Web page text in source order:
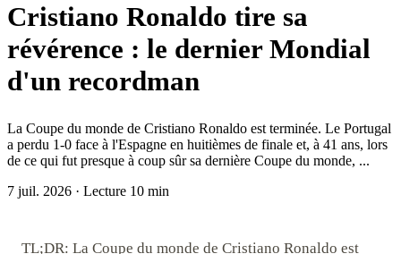
Cristiano Ronaldo tire sa
révérence : le dernier Mondial
d'un recordman
La Coupe du monde de Cristiano Ronaldo est terminée. Le Portugal
a perdu 1-0 face à l'Espagne en huitièmes de finale et, à 41 ans, lors
de ce qui fut presque à coup sûr sa dernière Coupe du monde, ...
7 juil. 2026 · Lecture 10 min
TL;DR: La Coupe du monde de Cristiano Ronaldo est